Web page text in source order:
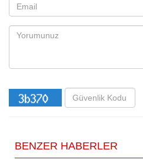
BENZER HABERLER